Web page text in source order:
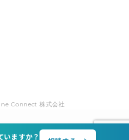
Connect 株式会社
いますか？